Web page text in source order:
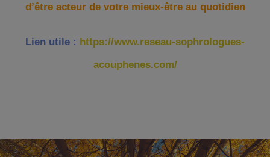
d’être acteur de votre mieux-être au quotidien
Lien utile : https://www.reseau-sophrologues-
acouphenes.com/